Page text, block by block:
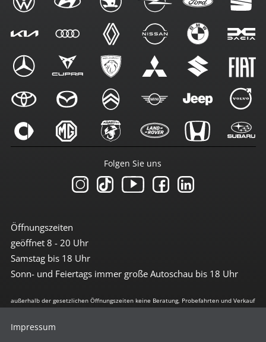
Öffnungszeiten
geöffnet 8 - 20 Uhr
Samstag bis 18 Uhr
Sonn- und Feiertags immer große Autoschau bis 18 Uhr
Folgen Sie uns
außerhalb der gesetzlichen Öffnungszeiten keine Beratung, Probefahrten und Verkauf
Impressum